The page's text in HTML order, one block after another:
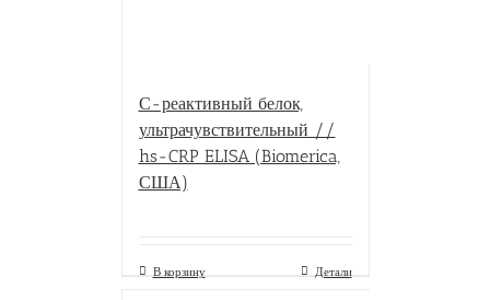
С-реактивный белок,
ультрачувствительный //
hs-CRP ELISA (Biomerica,
США)
В корзину Детали